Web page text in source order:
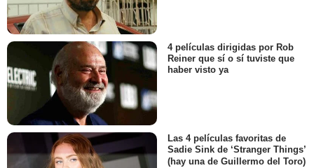
4 películas dirigidas por Rob
Reiner que sí o sí tuviste que
haber visto ya
Las 4 películas favoritas de
Sadie Sink de ‘Stranger Things’
(hay una de Guillermo del Toro)